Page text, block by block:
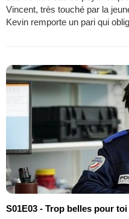
Vincent, très touché par la
Kevin remporte un pari qui
S01E03 - Trop belles pour toi